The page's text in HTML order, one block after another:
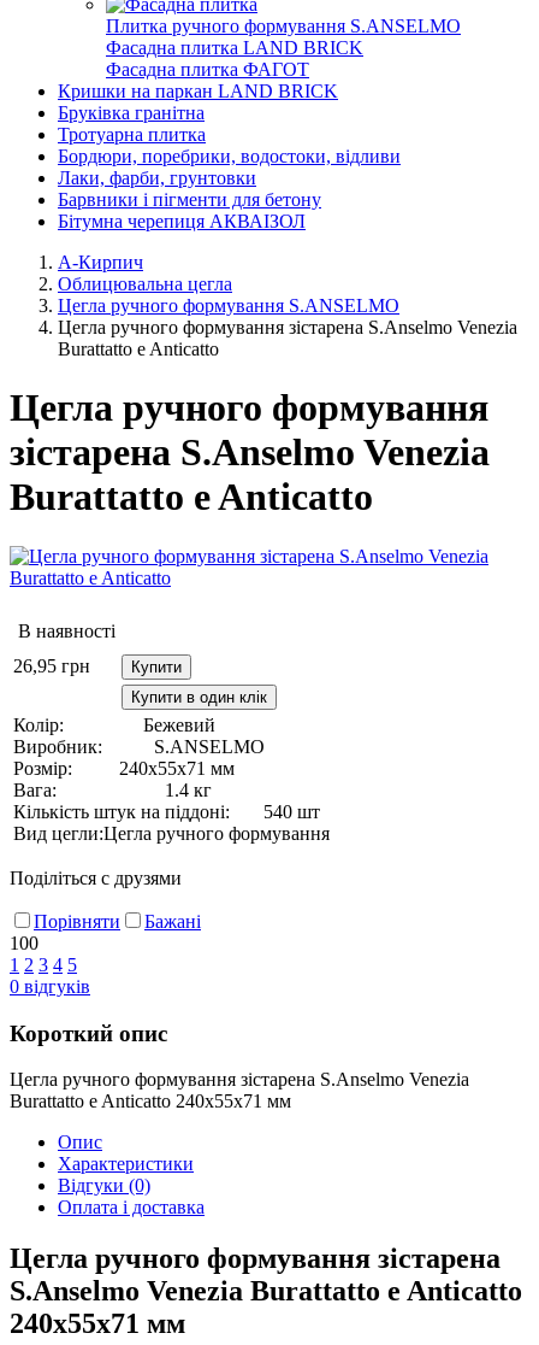
Плитка ручного формування S.ANSELMO
Фасадна плитка LAND BRICK
Фасадна плитка ФАГОТ
Кришки на паркан LAND BRICK
Бруківка гранітна
Тротуарна плитка
Бордюри, поребрики, водостоки, відливи
Лаки, фарби, грунтовки
Барвники і пігменти для бетону
Бітумна черепиця АКВАІЗОЛ
А-Кирпич
Облицювальна цегла
Цегла ручного формування S.ANSELMO
Цегла ручного формування зістарена S.Anselmo Venezia
Burattatto e Anticatto
Цегла ручного формування
зістарена S.Anselmo Venezia
Burattatto e Anticatto
В наявності
26,95 грн
Купити
Купити в один клік
Колір:
Бежевий
Виробник:
S.ANSELMO
Розмір:
240х55х71 мм
Вага:
1.4 кг
Кількість штук на піддоні:
540 шт
Вид цегли:Цегла ручного формування
Поділіться с друзями
Порівняти
Бажані
100
1 2 3 4 5
0 відгуків
Короткий опис
Цегла ручного формування зістарена S.Anselmo Venezia
Burattatto e Anticatto 240х55х71 мм
Опис
Характеристики
Відгуки (0)
Оплата і доставка
Цегла ручного формування зістарена
S.Anselmo Venezia Burattatto e Anticatto
240х55х71 мм